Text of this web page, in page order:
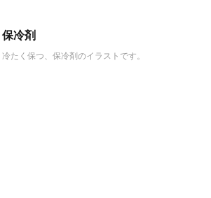
保冷剤
冷たく保つ、保冷剤のイラストです。